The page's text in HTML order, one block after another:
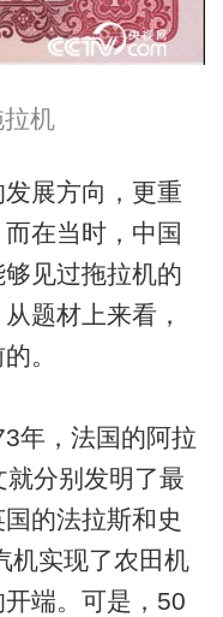
拉机
展方向，更重
在当时，中国
见过拖拉机的
题材上来看，
。
，法国的阿拉
就分别发明了最
的法拉斯和史
机实现了农田机
端。可是，50